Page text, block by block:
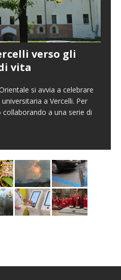
verso gli
vita
si avvia a celebrare
a Vercelli. Per
a una serie di